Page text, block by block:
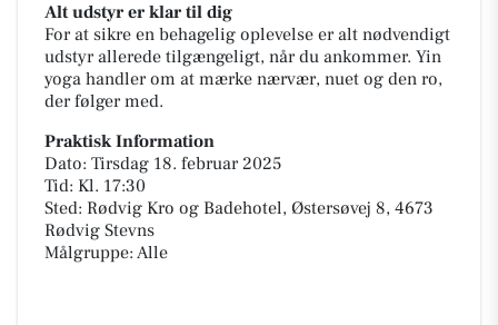
Alt udstyr er klar til dig
For at sikre en behagelig oplevelse er alt nødvendigt
udstyr allerede tilgængeligt, når du ankommer. Yin
yoga handler om at mærke nærvær, nuet og den ro,
der følger med.
Praktisk Information
Dato: Tirsdag 18. februar 2025
Tid: Kl. 17:30
Sted: Rødvig Kro og Badehotel, Østersøvej 8, 4673
Rødvig Stevns
Målgruppe: Alle